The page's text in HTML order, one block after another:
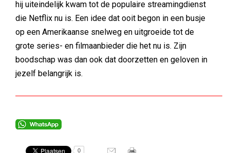
hij uiteindelijk kwam tot de populaire streamingdienst
die Netflix nu is. Een idee dat ooit begon in een busje
op een Amerikaanse snelweg en uitgroeide tot de
grote series- en filmaanbieder die het nu is. Zijn
boodschap was dan ook dat doorzetten en geloven in
jezelf belangrijk is.
0